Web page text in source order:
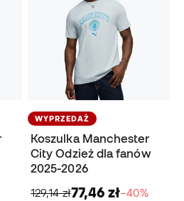
WYPRZEDAŻ
Koszulka Manchester
City Odzież dla fanów
2025-2026
129,14 zł77,46 zł−40%